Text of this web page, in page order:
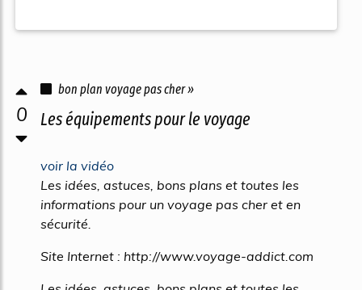
0
bon plan voyage pas cher »
Les équipements pour le voyage
voir la vidéo
Les idées, astuces, bons plans et toutes les
informations pour un voyage pas cher et en
sécurité.
Site Internet : http://www.voyage-addict.com